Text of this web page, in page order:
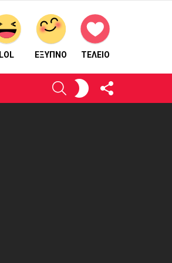
LOL ΈΞΥΠΝΟ ΤΕΛΕΙΟ
ΑΝΑΖΉΤΗΣΗΕΝΕΡΓΟΠΟΙΉΣΤΕ
ΤΟ
ΔΈΡΜΑ